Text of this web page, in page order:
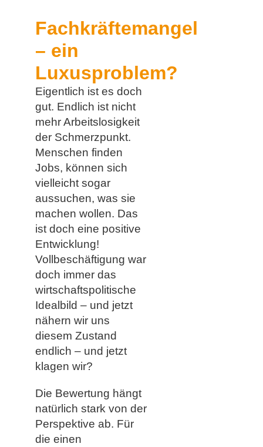
Fachkräftemangel
– ein
Luxusproblem?
Eigentlich ist es doch
gut. Endlich ist nicht
mehr Arbeitslosigkeit
der Schmerzpunkt.
Menschen finden
Jobs, können sich
vielleicht sogar
aussuchen, was sie
machen wollen. Das
ist doch eine positive
Entwicklung!
Vollbeschäftigung war
doch immer das
wirtschaftspolitische
Idealbild – und jetzt
nähern wir uns
diesem Zustand
endlich – und jetzt
klagen wir?
Die Bewertung hängt
natürlich stark von der
Perspektive ab. Für
die einen